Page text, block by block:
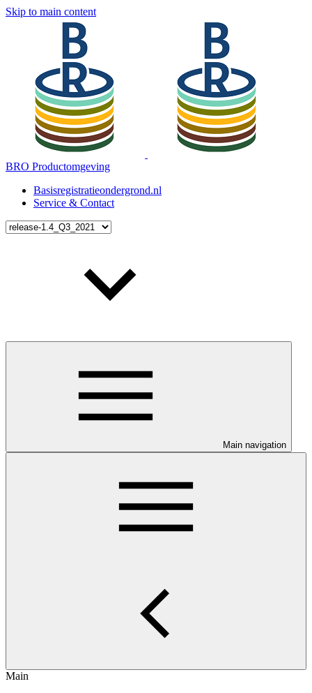
Skip to main content
BRO Productomgeving
Basisregistratieondergrond.nl
Service & Contact
Main navigation
Main